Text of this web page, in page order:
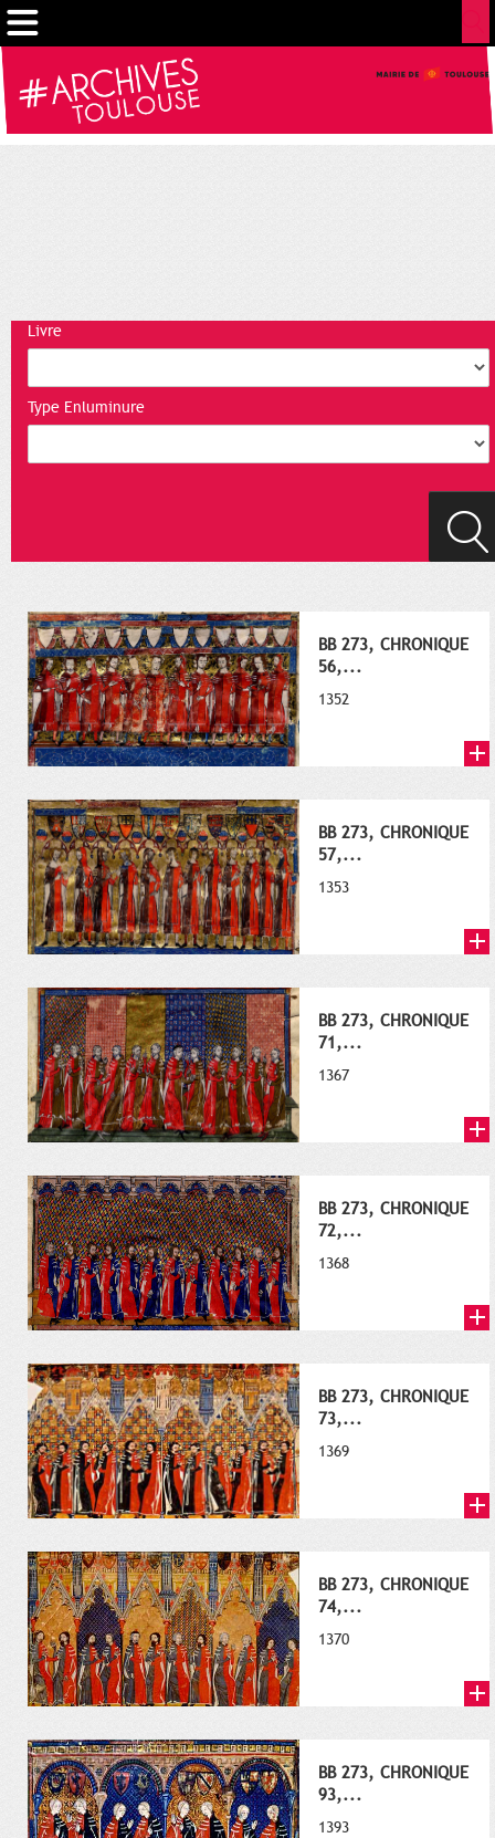
Livre
Type Enluminure
BB 273, CHRONIQUE
56,...
1352
BB 273, CHRONIQUE
57,...
1353
BB 273, CHRONIQUE
71,...
1367
BB 273, CHRONIQUE
72,...
1368
BB 273, CHRONIQUE
73,...
1369
BB 273, CHRONIQUE
74,...
1370
BB 273, CHRONIQUE
93,...
1393
Cookies management panel